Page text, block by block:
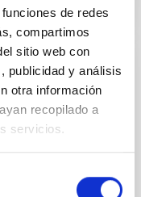
de redes
compartimos
sitio web con
publicidad y análisis
otra información
recopilado a
servicios.